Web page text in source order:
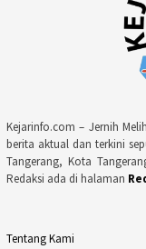
Kejarinfo.com – Jernih
berita aktual dan terkini
Tangerang, Kota
Redaksi ada di halaman
Tentang Kami